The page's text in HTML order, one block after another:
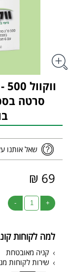
שאל אותנו
69 ₪
+
-
למה לקוחות
קניה מאובטחת
שירות לקוחות